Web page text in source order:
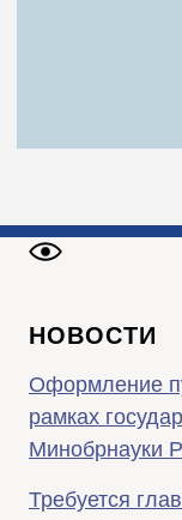
НОВОСТИ
Оформление
рамках
Минобрнауки
Требуется